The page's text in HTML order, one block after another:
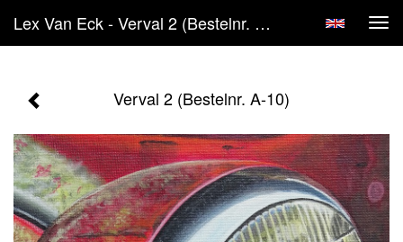
Lex Van Eck - Verval 2 (Bestelnr. A-10)
Verval 2 (Bestelnr. A-10)